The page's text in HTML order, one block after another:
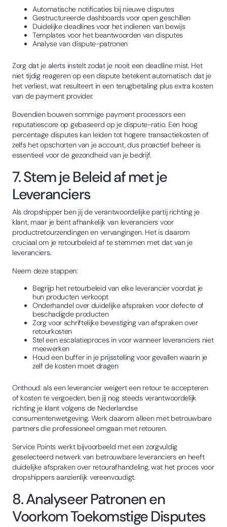
Automatische notificaties bij nieuwe disputes
Gestructureerde dashboards voor open geschillen
Duidelijke deadlines voor het indienen van bewijs
Templates voor het beantwoorden van disputes
Analyse van dispute-patronen
Zorg dat je alerts instelt zodat je nooit een deadline mist. Het
niet tijdig reageren op een dispute betekent automatisch dat je
het verliest, wat resulteert in een terugbetaling plus extra kosten
van de payment provider.
Bovendien bouwen sommige payment processors een
reputatiescore op gebaseerd op je dispute-ratio. Een hoog
percentage disputes kan leiden tot hogere transactiekosten of
zelfs het opschorten van je account, dus proactief beheer is
essentieel voor de gezondheid van je bedrijf.
7. Stem je Beleid af met je
Leveranciers
Als dropshipper ben jij de verantwoordelijke partij richting je
klant, maar je bent afhankelijk van leveranciers voor
productretourzendingen en vervangingen. Het is daarom
cruciaal om je retourbeleid af te stemmen met dat van je
leveranciers.
Neem deze stappen:
Begrijp het retourbeleid van elke leverancier voordat je
hun producten verkoopt
Onderhandel over duidelijke afspraken voor defecte of
beschadigde producten
Zorg voor schriftelijke bevestiging van afspraken over
retourkosten
Stel een escalatieproces in voor wanneer leveranciers niet
meewerken
Houd een buffer in je prijsstelling voor gevallen waarin je
zelf de kosten moet dragen
Onthoud: als een leverancier weigert een retour te accepteren
of kosten te vergoeden, ben jij nog steeds verantwoordelijk
richting je klant volgens de Nederlandse
consumentenwetgeving. Werk daarom alleen met betrouwbare
partners die professioneel omgaan met retouren.
Service Points werkt bijvoorbeeld met een zorgvuldig
geselecteerd netwerk van betrouwbare leveranciers en heeft
duidelijke afspraken over retourafhandeling, wat het proces voor
dropshippers aanzienlijk vereenvoudigt.
8. Analyseer Patronen en
Voorkom Toekomstige Disputes